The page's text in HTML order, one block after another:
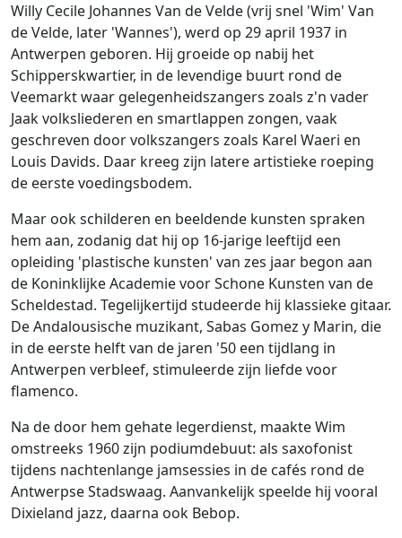
Willy Cecile Johannes Van de Velde (vrij snel 'Wim' Van
de Velde, later 'Wannes'), werd op 29 april 1937 in
Antwerpen geboren. Hij groeide op nabij het
Schipperskwartier, in de levendige buurt rond de
Veemarkt waar gelegenheidszangers zoals z'n vader
Jaak volksliederen en smartlappen zongen, vaak
geschreven door volkszangers zoals Karel Waeri en
Louis Davids. Daar kreeg zijn latere artistieke roeping
de eerste voedingsbodem.
Maar ook schilderen en beeldende kunsten spraken
hem aan, zodanig dat hij op 16-jarige leeftijd een
opleiding 'plastische kunsten' van zes jaar begon aan
de Koninklijke Academie voor Schone Kunsten van de
Scheldestad. Tegelijkertijd studeerde hij klassieke gitaar.
De Andalousische muzikant, Sabas Gomez y Marin, die
in de eerste helft van de jaren '50 een tijdlang in
Antwerpen verbleef, stimuleerde zijn liefde voor
flamenco.
Na de door hem gehate legerdienst, maakte Wim
omstreeks 1960 zijn podiumdebuut: als saxofonist
tijdens nachtenlange jamsessies in de cafés rond de
Antwerpse Stadswaag. Aanvankelijk speelde hij vooral
Dixieland jazz, daarna ook Bebop.